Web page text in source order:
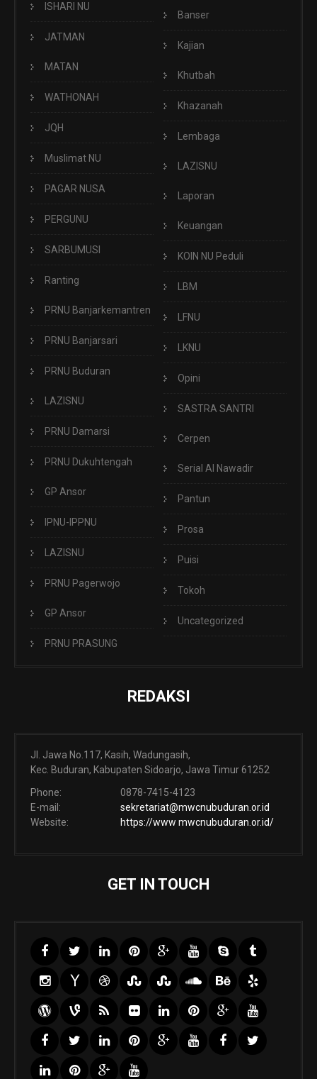
ISHARI NU
JATMAN
MATAN
WATHONAH
JQH
Muslimat NU
PAGAR NUSA
PERGUNU
SARBUMUSI
Ranting
PRNU Banjarkemantren
PRNU Banjarsari
PRNU Buduran
LAZISNU
PRNU Damarsi
PRNU Dukuhtengah
GP Ansor
IPNU-IPPNU
LAZISNU
PRNU Pagerwojo
GP Ansor
PRNU PRASUNG
Banser
Kajian
Khutbah
Khazanah
Lembaga
LAZISNU
Laporan
Keuangan
KOIN NU Peduli
LBM
LFNU
LKNU
Opini
SASTRA SANTRI
Cerpen
Serial Al Nawadir
Pantun
Prosa
Puisi
Tokoh
Uncategorized
REDAKSI
Jl. Jawa No.117, Kasih, Wadungasih,
Kec. Buduran, Kabupaten Sidoarjo, Jawa Timur 61252
Phone:
0878-7415-4123
E-mail:
sekretariat@mwcnubuduran.or.id
Website:
https://www mwcnubuduran.or.id/
GET IN TOUCH